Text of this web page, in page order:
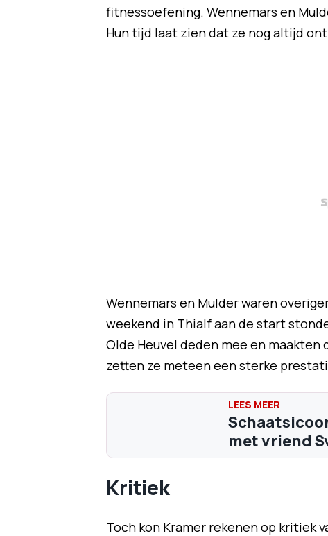
fitnessoefening. Wennemars en
Hun tijd laat zien dat ze nog altijd
Wennemars en Mulder waren
weekend in Thialf aan de start
Olde Heuvel deden mee en maakten
zetten ze meteen een sterke
met vriend
Kritiek
Toch kon Kramer rekenen op kritiek